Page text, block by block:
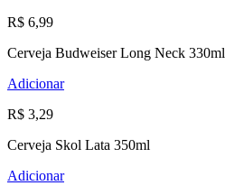
R$ 6,99
Cerveja Budweiser Long Neck 330ml
Adicionar
R$ 3,29
Cerveja Skol Lata 350ml
Adicionar